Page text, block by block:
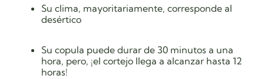
Su clima, mayoritariamente, corresponde al
desértico
Su copula puede durar de 30 minutos a una
hora, pero, ¡el cortejo llega a alcanzar hasta 12
horas!